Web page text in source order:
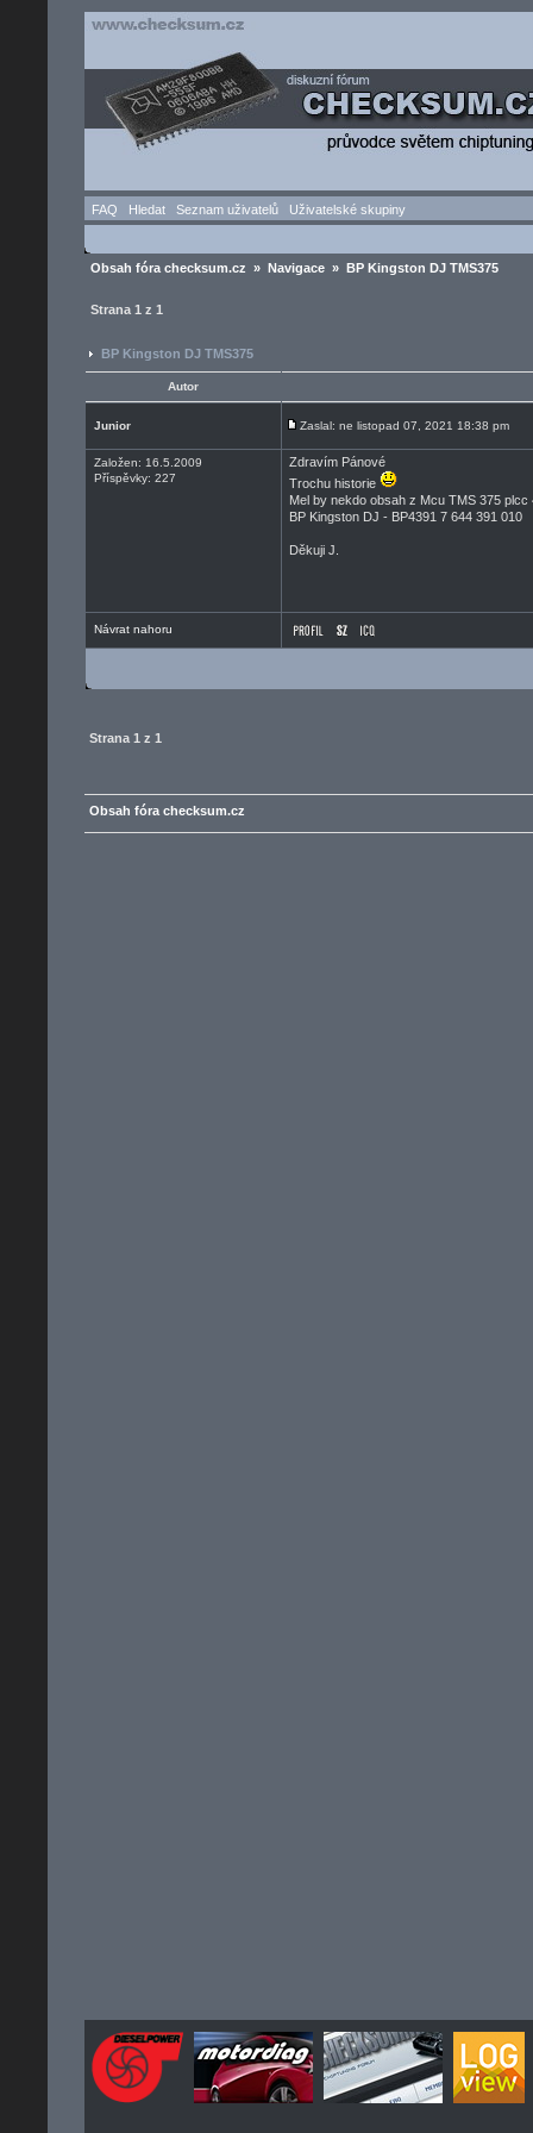
FAQ Hledat Seznam uživatelů Uživatelské skupiny
Obsah fóra checksum.cz » Navigace » BP Kingston DJ TMS375
Strana 1 z 1
BP Kingston DJ TMS375
Autor
Junior Zaslal: ne listopad 07, 2021 18:38 pm
Založen: 16.5.2009
Příspěvky: 227
Zdravím Pánové
Trochu historie
Mel by nekdo obsah z Mcu TMS 375 plcc
BP Kingston DJ - BP4391 7 644 391 010
Děkuji J.
Návrat nahoru
Strana 1 z 1
Obsah fóra checksum.cz